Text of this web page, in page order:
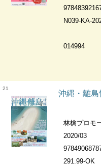
N039-KA-
014994
21
沖縄・離島
林檎プロモ
2020/03
291.99-OK